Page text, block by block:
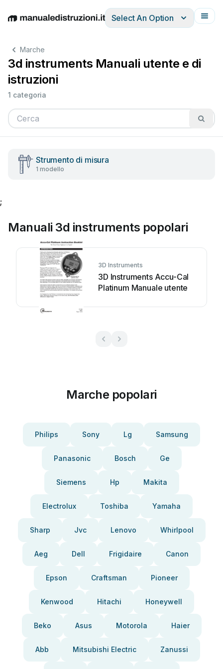
EnglishDeutschEspañolItalianoFrançais
Select An Option
Marche
3d instruments Manuali utente e di
istruzioni
1 categoria
Strumento di misura
1 modello
;
Manuali 3d instruments popolari
3D Instruments
3D Instruments Accu-Cal
Platinum Manuale utente
Marche popolari
Philips Sony Lg Samsung
Panasonic Bosch Ge
Siemens Hp Makita
Electrolux Toshiba Yamaha
Sharp Jvc Lenovo Whirlpool
Aeg Dell Frigidaire Canon
Epson Craftsman Pioneer
Kenwood Hitachi Honeywell
Beko Asus Motorola Haier
Abb Mitsubishi Electric Zanussi